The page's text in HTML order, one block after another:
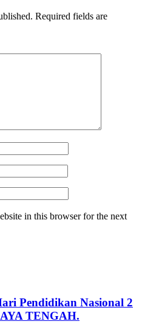
Required fields are
in this browser for the next
Pendidikan Nasional 2
TENGAH.